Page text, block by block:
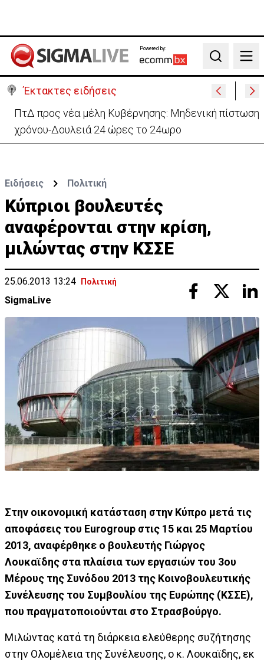
Powered by:
Search
Έκτακτες ειδήσεις
ΠτΔ προς νέα μέλη Κυβέρνησης: Μηδενική πίστωση
χρόνου-Δουλειά 24 ώρες το 24ωρο
Ειδήσεις Πολιτική
Κύπριοι βουλευτές
αναφέρονται στην κρίση,
μιλώντας στην ΚΣΣΕ
25.06.2013 13:24 Πολιτική
SigmaLive
Στην οικονομική κατάσταση στην Κύπρο μετά τις
αποφάσεις του Eurogroup στις 15 και 25 Μαρτίου
2013, αναφέρθηκε ο βουλευτής Γιώργος
Λουκαϊδης στα πλαίσια των εργασιών του 3ου
Μέρους της Συνόδου 2013 της Κοινοβουλευτικής
Συνέλευσης του Συμβουλίου της Ευρώπης (ΚΣΣΕ),
που πραγματοποιούνται στο Στρασβούργο.
Μιλώντας κατά τη διάρκεια ελεύθερης συζήτησης
στην Ολομέλεια της Συνέλευσης, ο κ. Λουκαϊδης, εκ